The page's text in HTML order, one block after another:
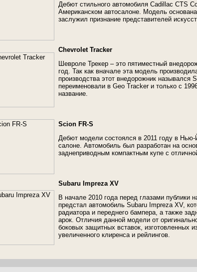
Дебют стильного автомобиля Cadillac CTS
Американском автосалоне. Модель
заслужил признание представителей
Chevrolet Tracker
Шевроле Трекер – это пятиместный
год. Так как вначале эта модель
производства этот внедорожник назывался
переименовали в Geo Tracker и только с
название.
Scion FR-S
Дебют модели состоялся в 2011 году в
салоне. Автомобиль был разработан на
заднеприводным компактным купе с
Subaru Impreza XV
В начале 2010 года перед глазами публики
предстал автомобиль Subaru Impreza XV,
радиатора и переднего бампера, а также
арок. Отличия данной модели от
боковых защитных вставок, изготовленных
увеличенного клиренса и рейлингов.